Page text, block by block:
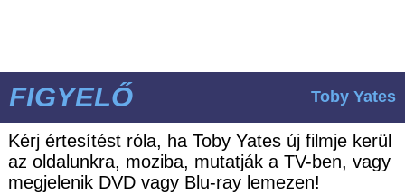
FIGYELŐ Toby Yates
Kérj értesítést róla, ha Toby Yates új filmje kerül
az oldalunkra, moziba, mutatják a TV-ben, vagy
megjelenik DVD vagy Blu-ray lemezen!